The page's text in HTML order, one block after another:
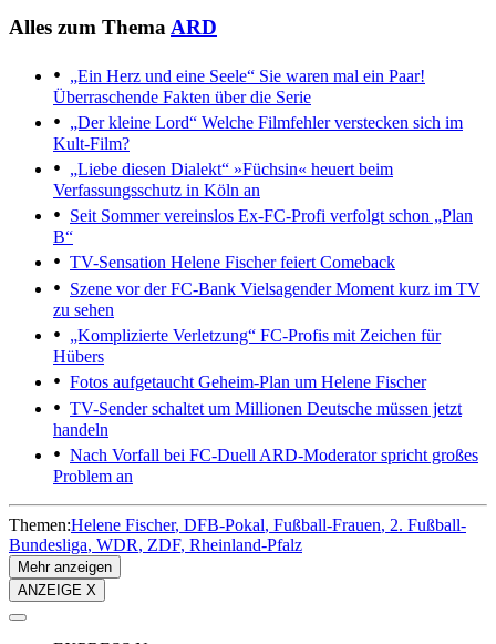
Alles zum Thema ARD
„Ein Herz und eine Seele“ Sie waren mal ein Paar!
Überraschende Fakten über die Serie
„Der kleine Lord“ Welche Filmfehler verstecken sich im
Kult-Film?
„Liebe diesen Dialekt“ »Füchsin« heuert beim
Verfassungsschutz in Köln an
Seit Sommer vereinslos Ex-FC-Profi verfolgt schon „Plan
B“
TV-Sensation Helene Fischer feiert Comeback
Szene vor der FC-Bank Vielsagender Moment kurz im TV
zu sehen
„Komplizierte Verletzung“ FC-Profis mit Zeichen für
Hübers
Fotos aufgetaucht Geheim-Plan um Helene Fischer
TV-Sender schaltet um Millionen Deutsche müssen jetzt
handeln
Nach Vorfall bei FC-Duell ARD-Moderator spricht großes
Problem an
Themen:Helene Fischer DFB-Pokal Fußball-Frauen 2. Fußball-
Bundesliga WDR ZDF Rheinland-Pfalz
Mehr anzeigen
ANZEIGE X